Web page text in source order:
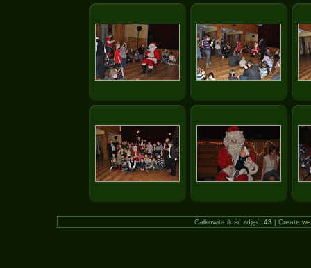
Całkowita ilość zdjęć: 43 | Create